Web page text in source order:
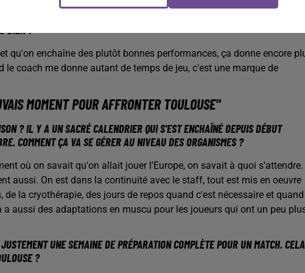
JOUEURS LES PLUS UTILISÉS PAR ALBERTO ENTRERRIOS DEPUIS LE DÉBUT
BIEN ?
qu'on enchaîne des plutôt bonnes performances, ça donne encore
coach me donne autant de temps de jeu, c'est une marque de
MOMENT POUR AFFRONTER TOULOUSE"
? IL Y A UN SACRÉ CALENDRIER QUI S'EST ENCHAÎNÉ DEPUIS DÉBUT
COMMENT ÇA VA SE GÉRER AU NIVEAU DES ORGANISMES ?
où on savait qu'on allait jouer l'Europe, on savait à quoi s'attendre.
aussi. On est dans la continuité avec le staff, tout est mis en oeuvre
la cryothérapie, des jours de repos quand c'est nécessaire et
aussi des adaptations en muscu pour les joueurs qui ont un peu
UNE SEMAINE DE PRÉPARATION COMPLÈTE POUR UN MATCH. CELA
?